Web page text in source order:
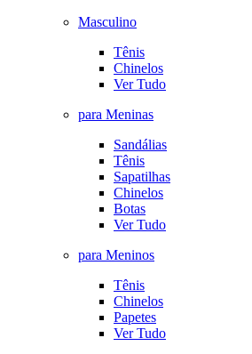
Masculino
Tênis
Chinelos
Ver Tudo
para Meninas
Sandálias
Tênis
Sapatilhas
Chinelos
Botas
Ver Tudo
para Meninos
Tênis
Chinelos
Papetes
Ver Tudo